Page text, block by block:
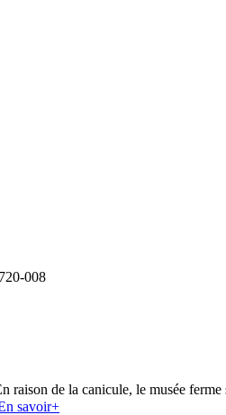
008
raison de la canicule, le musée
savoir+